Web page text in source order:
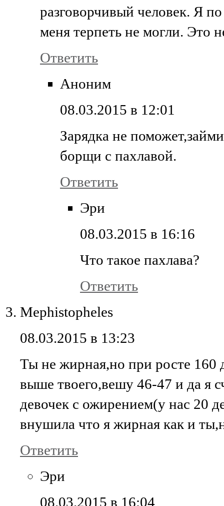
разговорчивый человек. Я
меня терпеть не могли. Это
Ответить
Аноним
08.03.2015 в 12:01
Зарядка не
борщи с пахлавой.
Ответить
Эри
08.03.2015 в 16:16
Что такое пахлава?
Ответить
Mephistopheles
08.03.2015 в 13:23
Ты не жирная,но при росте 160
выше твоего,вешу 46-47 и да я
девочек с ожирением(у нас 20
внушила что я жирная как и
Ответить
Эри
08.03.2015 в 16:04